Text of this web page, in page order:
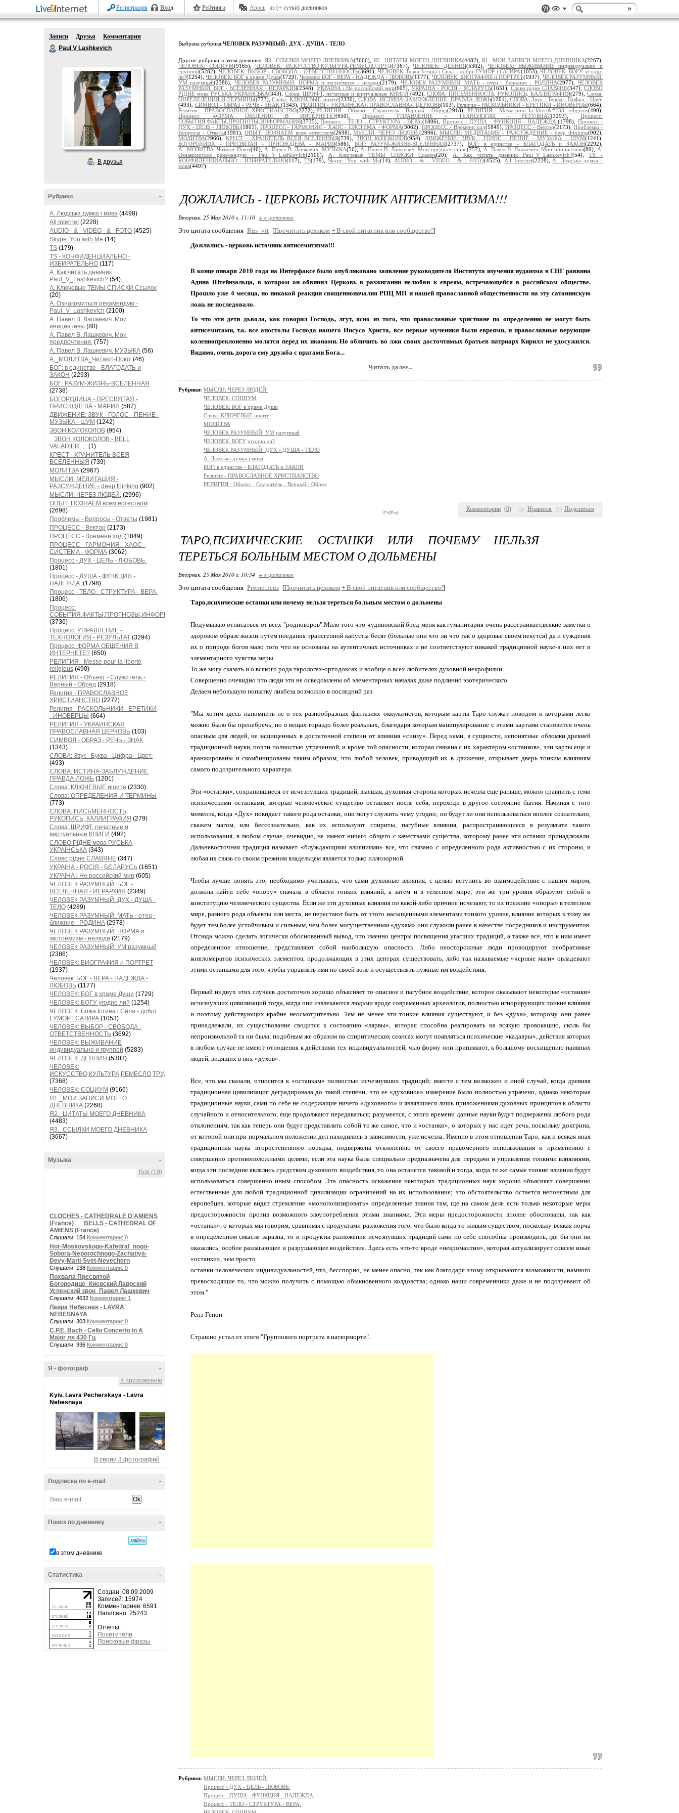
Регистрация Вход Рейтинги Авось из (+ сутки) дневников
Записи Друзья
Комментарии
Paul V Lashkevich
В друзья
-
Рубрики
A. Людська думка і мова (4498)
All Internet(2228)
AUDIO - & - VIDEO - & - FOTO (4525)
Skype: You with Me (14)
TS (179)
TS - КОНФИДЕНЦИАЛЬНО -
ИЗБИРАТЕЛЬНО (117)
А. Как читать дневник
Paul_V_Lashkevich? (54)
А. Ключевые ТЕМЫ СПИСКИ Ссылок
(20)
А. Ознакомиться рекомендую -
Paul_V_Lashkevich (2100)
А. Павел В. Лашкевич. Мои
инициативы (80)
А. Павел В. Лашкевич. Мои
предпочтения. (757)
А. Павел В. Лашкевич. МУЗЫКА (56)
А._МОЛИТВА_Читают-Поют (46)
БОГ: в единстве - БЛАГОДАТЬ и
ЗАКОН (2293)
БОГ: РАЗУМ-ЖИЗНЬ-ВСЕЛЕННАЯ
(2738)
БОГОРОДИЦА - ПРЕСВЯТАЯ -
ПРИСНОДЕВА - МАРИЯ (587)
ДВИЖЕНИЕ: ЗВУК - ГОЛОС - ПЕНИЕ -
МУЗЫКА - ШУМ (1242)
ЗВОН КОЛОКОЛОВ (954)
ЗВОН КОЛОКОЛОВ - BELL
VALADIER .... (1)
КРЕСТ - ХРАНИТЕЛЬ ВСЕЯ
ВСЕЛЕННЫЯ (739)
МОЛИТВА (2967)
МЫСЛИ: МЕДИТАЦИЯ -
РАЗСУЖДЕНИЕ - deep thinking (902)
МЫСЛИ: ЧЕРЕЗ ЛЮДЕЙ. (2996)
ОПЫТ: ПОЗНАЁМ всем естеством
(2698)
Проблемы - Вопросы - Ответы (1981)
ПРОЦЕСС - Вектор (2173)
ПРОЦЕСС - Времени ход (1849)
ПРОЦЕСС - ГАРМОНИЯ - ХАОС -
СИСТЕМА - ФОРМА (3062)
Процесс - ДУХ - ЦЕЛЬ - ЛЮБОВЬ.
(1801)
Процесс - ДУША - ФУНКЦИЯ -
НАДЕЖДА. (1798)
Процесс - ТЕЛО - СТРУКТУРА - ВЕРА.
(1806)
Процесс:
СОБЫТИЯ,ФАКТЫ,ПРОГНОЗЫ,ИНФОРМАЦИЯ
(3736)
Процесс: УПРАВЛЕНИЕ -
ТЕХНОЛОГИЯ - РЕЗУЛЬТАТ (3294)
Процесс: ФОРМА ОБЩЕНИЯ В
ИНТЕРНЕТЕ? (650)
РЕЛИГИЯ - Messe pour la liberté
religieus (490)
РЕЛИГИЯ - Объект - Служитель -
Верный - Обряд (2918)
Религия - ПРАВОСЛАВНОЕ
ХРИСТИАНСТВО (2272)
Религия - РАСКОЛЬНИКИ - ЕРЕТИКИ
- ИНОВЕРЦЫ (664)
РЕЛИГИЯ - УКРАИНСКАЯ
ПРАВОСЛАВНАЯ ЦЕРКОВЬ (103)
СИМВОЛ - ОБРАЗ - РЕЧЬ - ЗНАК
(1343)
СЛОВА: Звук - Буква - Цифра - Цвет.
(493)
СЛОВА: ИСТИНА-ЗАБЛУЖДЕНИЕ,
ПРАВДА-ЛОЖЬ (1201)
Слова: КЛЮЧЕВЫЕ ищите (2330)
Слова: ОПРЕДЕЛЕНИЯ И ТЕРМИНЫ
(773)
СЛОВА: ПИСЬМЕННОСТЬ,
РУКОПИСЬ, КАЛЛИГРАФИЯ (279)
Слова: ШРИФТ, печатные и
виртуальные КНИГИ (492)
СЛОВО РІДНЕ мова РУСЬКА
УКРАЇНСЬКА (343)
Слово рідне СЛАВЯНЕ (347)
УКРАІНА - РОСІЯ - БЄЛАРУСЬ (1651)
УКРАЇНА і Не российский мир (605)
ЧЕЛОВЕК РАЗУМНЫЙ: БОГ -
ВСЕЛЕННАЯ - ИЕРАРХИЯ (2349)
ЧЕЛОВЕК РАЗУМНЫЙ: ДУХ - ДУША -
ТЕЛО (4289)
ЧЕЛОВЕК РАЗУМНЫЙ: МАТЬ - отец -
ближние - РОДИНА (2978)
ЧЕЛОВЕК РАЗУМНЫЙ: НОРМА и
экстремизм - нелюди (2179)
ЧЕЛОВЕК РАЗУМНЫЙ: УМ разумный
(2386)
ЧЕЛОВЕК: БИОГРАФИЯ и ПОРТРЕТ
(1937)
Человек: БОГ - ВЕРА - НАДЕЖДА -
ЛЮБОВЬ (1177)
ЧЕЛОВЕК: БОГ в храме Души (1729)
ЧЕЛОВЕК: БОГУ угодно ли? (1254)
ЧЕЛОВЕК: Божа Істина і Сила - добрі
ГУМОР і САТИРА (1053)
ЧЕЛОВЕК: ВЫБОР - СВОБОДА -
ОТВЕТСТВЕННОСТЬ (3692)
ЧЕЛОВЕК: ВЫЖИВАНИЕ
индивидуально и группой (5283)
ЧЕЛОВЕК: ДЕЯНИЯ (5303)
ЧЕЛОВЕК:
ИСКУССТВО,КУЛЬТУРА,РЕМЕСЛО,ТРУД
(7368)
ЧЕЛОВЕК: СОЦИУМ (9166)
Я1._МОИ ЗАПИСИ МОЕГО
ДНЕВНИКА (2268)
Я2._ЦИТАТЫ МОЕГО ДНЕВНИКА
(4483)
Я3._ССЫЛКИ МОЕГО ДНЕВНИКА
(3667)
-
Музыка
Все (19)
CLOCHES - CATHEDRALE D'AMIENS
(France) __ BELLS - CATHEDRAL OF
AMIENS (France)
Слушали: 154 Комментарии: 0
Hor-Moskovskogo-Kafedral_nogo-
Sobora-Neporochnogo-Zachatiya-
Devy-Marii-Svet-Nevechern
Слушали: 138 Комментарии: 0
Похвала Пресвятой
Богородице_Киевский Лаврский
Успенский звон_Павел Лашкевич
Слушали: 4632 Комментарии: 1
Лавра Небесная - LAVRA
NEBESNAYA
Слушали: 303 Комментарии: 0
C.P.E. Bach - Cello Concerto in A
Major ля 430 Гц
Слушали: 936 Комментарии: 0
-
Я - фотограф
К приложению
Kyiv. Lavra Pecherskaya - Lavra
Nebesnaya
В серии 3 фотографий
-
Подписка по e-mail
-
Поиск по дневнику
в этом дневнике
-
Статистика
Создан: 08.09.2009
Записей: 15974
Комментариев: 6591
Написано: 25243
Отчеты:
Посетители
Поисковые фразы
Выбрана рубрика ЧЕЛОВЕК РАЗУМНЫЙ: ДУХ - ДУША - ТЕЛО
Другие рубрики в этом дневнике: Я3._ССЫЛКИ МОЕГО ДНЕВНИКА(3666), Я2._ЦИТАТЫ МОЕГО ДНЕВНИКА(4482), Я1._МОИ ЗАПИСИ МОЕГО ДНЕВНИКА(2267),
ЧЕЛОВЕК: СОЦИУМ(9165),ЧЕЛОВЕК: ИСКУССТВО,КУЛЬТУРА,РЕМЕСЛО,ТРУД(7367),ЧЕЛОВЕК: ДЕЯНИЯ(5302),ЧЕЛОВЕК: ВЫЖИВАНИЕ индивидуально и
группой(5282), ЧЕЛОВЕК: ВЫБОР - СВОБОДА - ОТВЕТСТВЕННОСТЬ(3691), ЧЕЛОВЕК: Божа Істина і Сила - добрі ГУМОР і САТИРА(1053),ЧЕЛОВЕК: БОГУ угодно
ли?(1254),ЧЕЛОВЕК: БОГ в храме Души(1729), Человек: БОГ - ВЕРА - НАДЕЖДА - ЛЮБОВЬ(1177), ЧЕЛОВЕК: БИОГРАФИЯ и ПОРТРЕТ(1937), ЧЕЛОВЕК РАЗУМНЫЙ:
УМ разумный(2386), ЧЕЛОВЕК РАЗУМНЫЙ: НОРМА и экстремизм - нелюди(2179), ЧЕЛОВЕК РАЗУМНЫЙ: МАТЬ - отец - ближние - РОДИНА(2977),ЧЕЛОВЕК
РАЗУМНЫЙ: БОГ - ВСЕЛЕННАЯ - ИЕРАРХИЯ(2348), УКРАЇНА і Не российский мир(605), УКРАІНА - РОСІЯ - БЄЛАРУСЬ(1651), Слово рідне СЛАВЯНЕ(347),СЛОВО
РІДНЕ мова РУСЬКА УКРАЇНСЬКА(343),Слова: ШРИФТ, печатные и виртуальные КНИГИ (492), СЛОВА: ПИСЬМЕННОСТЬ, РУКОПИСЬ, КАЛЛИГРАФИЯ(279),Слова:
ОПРЕДЕЛЕНИЯ И ТЕРМИНЫ(773),Слова: КЛЮЧЕВЫЕ ищите(2330), СЛОВА: ИСТИНА-ЗАБЛУЖДЕНИЕ, ПРАВДА-ЛОЖЬ(1201),СЛОВА: Звук - Буква - Цифра - Цвет.
(493), СИМВОЛ - ОБРАЗ - РЕЧЬ - ЗНАК (1343), РЕЛИГИЯ - УКРАИНСКАЯ ПРАВОСЛАВНАЯ ЦЕРКОВЬ(103), Религия - РАСКОЛЬНИКИ - ЕРЕТИКИ - ИНОВЕРЦЫ(664),
Религия - ПРАВОСЛАВНОЕ ХРИСТИАНСТВО(2272),РЕЛИГИЯ - Объект - Служитель - Верный - Обряд(2918), РЕЛИГИЯ - Messe pour la libert&#233; religieus(490),
Процесс: ФОРМА ОБЩЕНИЯ В ИНТЕРНЕТЕ?(650), Процесс: УПРАВЛЕНИЕ - ТЕХНОЛОГИЯ - РЕЗУЛЬТАТ(3293),Процесс:
СОБЫТИЯ,ФАКТЫ,ПРОГНОЗЫ,ИНФОРМАЦИЯ(3735),Процесс - ТЕЛО - СТРУКТУРА - ВЕРА.(1806), Процесс - ДУША - ФУНКЦИЯ - НАДЕЖДА.(1798), Процесс -
ДУХ - ЦЕЛЬ - ЛЮБОВЬ. (1801), ПРОЦЕСС - ГАРМОНИЯ - ХАОС - СИСТЕМА - ФОРМА(3062),ПРОЦЕСС - Времени ход(1849),ПРОЦЕСС - Вектор(2173),Проблемы -
Вопросы - Ответы(1981),ОПЫТ: ПОЗНАЁМ всем естеством(2698),МЫСЛИ: ЧЕРЕЗ ЛЮДЕЙ. (2996), МЫСЛИ: МЕДИТАЦИЯ - РАЗСУЖДЕНИЕ - deep thinking(902),
МОЛИТВА(2966),КРЕСТ - ХРАНИТЕЛЬ ВСЕЯ ВСЕЛЕННЫЯ(739), ЗВОН КОЛОКОЛОВ(954), ДВИЖЕНИЕ: ЗВУК - ГОЛОС - ПЕНИЕ - МУЗЫКА - ШУМ(1241),
БОГОРОДИЦА - ПРЕСВЯТАЯ - ПРИСНОДЕВА - МАРИЯ(586), БОГ: РАЗУМ-ЖИЗНЬ-ВСЕЛЕННАЯ(2737),БОГ: в единстве - БЛАГОДАТЬ и ЗАКОН(2292),
А._МОЛИТВА_Читают-Поют(46), А. Павел В. Лашкевич. МУЗЫКА(56), А. Павел В. Лашкевич. Мои предпочтения.(757), А. Павел В. Лашкевич. Мои инициативы(80), А.
Ознакомиться рекомендую - Paul_V_Lashkevich(2100), А. Ключевые ТЕМЫ СПИСКИ Ссылок(20), А. Как читать дневник Paul_V_Lashkevich?(54), TS -
КОНФИДЕНЦИАЛЬНО - ИЗБИРАТЕЛЬНО(117), TS(179),Skype: You with Me(14), AUDIO - & - VIDEO - & - FOTO(4525), All Internet(2228), A. Людська думка і
мова(4497)
Комментарии (0) Нравится Поделиться
ДОЖЛАЛИСЬ - ЦЕРКОВЬ ИСТОЧНИК АНТИСЕМИТИЗМА!!!
Вторник, 25 Мая 2010 г. 11:10 + в цитатник
Это цитата сообщения Rus_vit [Прочитать целиком + В свой цитатник или сообщество!]
Дожлались - церковь источник антисемитизма!!!
В конце января 2010 года на Интерфаксе было опубликовано заявление руководителя Института изучения иудаизма в СНГ раввина
Адина Штейнзальца, в котором он обвинил Церковь в разжигании нелюбви к евреям, встречающейся в российском обществе.
Прошло уже 4 месяца, но никакой реакции священноначалия РПЦ МП и нашей православной общественности на эту сатанинскую
ложь не последовало.
То что эти дети дьвола, как говорил Господь, лгут, ясно из того, что православные христиане по определению не могут быть
антисемитами, т.к. все апостолы Господа нашего Иисуса Христа, все первые мученики были евреями, и православные верующие
коленнопреклоненно молятся перед их иконами. Но обличить во лжи своих досточтимых братьев патриарх Кирилл не удосужился.
Видимо, очень дорога ему дружба с врагами Бога...
Читать далее...
Рубрики: МЫСЛИ: ЧЕРЕЗ ЛЮДЕЙ.
ЧЕЛОВЕК: СОЦИУМ
ЧЕЛОВЕК: БОГ в храме Души
Слова: КЛЮЧЕВЫЕ ищите
МОЛИТВА
ЧЕЛОВЕК РАЗУМНЫЙ: УМ разумный
ЧЕЛОВЕК: БОГУ угодно ли?
ЧЕЛОВЕК РАЗУМНЫЙ: ДУХ - ДУША - ТЕЛО
A. Людська думка і мова
БОГ: в единстве - БЛАГОДАТЬ и ЗАКОН
Религия - ПРАВОСЛАВНОЕ ХРИСТИАНСТВО
РЕЛИГИЯ - Объект - Служитель - Верный - Обряд
ТАРО,ПСИХИЧЕСКИЕ ОСТАНКИ ИЛИ ПОЧЕМУ НЕЛЬЗЯ
ТЕРЕТЬСЯ БОЛЬНЫМ МЕСТОМ О ДОЛЬМЕНЫ
Вторник, 25 Мая 2010 г. 10:34 + в цитатник
Это цитата сообщения Prometheus [Прочитать целиком + В свой цитатник или сообщество!]
Таро,психические останки или почему нельзя тереться больным местом о дольмены
Подумываю отписаться от всех "родновэров".Мало того что чудиновский бред меня как гуманитария очень расстраивает,всякие заметки о
здоровом образе жизни путем поедания трансгенной капусты бесят (больные они что ли что так о здоровье своем пекутся) да и суждения
их о природе богов мало того что не основаны на аутентичных источниках и не соответствуют никакой традицинной науке-в них нет и
элементарного чувства меры.
То же могу сказать и о всякого рода тарологах-ортодоксах и вообще о всех любителях духовной некрофилии.
Совершенно очевидно что люди эти не осведомлены об элементарных началах даже подлинно эзотерического.
Делаем небольшую попытку ликбеза возможно в последний раз.
"Мы хотим здесь напомнить не о тех разнообразных фантазиях оккультистов, которым карты Таро служат поводом и которыми легко
можно было бы пренебречь, но о вещах гораздо более реальных, благодаря которым манипулирование с этими картами становится очень
опасным для людей, не защищенных в достаточной степени от влияния «снизу». Перед нами, в сущности, непонятные обломки древней
традиционной науки, почти полностью утраченной, и кроме той опасности, которая связана с их характером «останков», эти карты еще и
аранжированы и скомбинированы таким образом, что любой человек, приводящий их в движение, открывает дверь тонким влияниям
самого подозрительного характера.
Эти «останки», сохранившиеся от исчезнувших традиций, высшая, духовная сторона которых исчезла еще раньше, можно сравнить с теми
психическими останками, которые человеческое существо оставляет после себя, переходи в другое состояние бытия. Начиная с того
момента, когда «Дух» покидает такого рода останки, они могут служить чему угодно; но будут ли они использоваться вполне сознательно,
скажем магом, или бессознательно, как их используют спириты, пагубные влияния, распространяющиеся в результате такого
использования, в любом случае, очевидно, не имеют ничего общего с качествами существа, которому ранее эти останки принадлежали.
Дальневосточная традиция называет «блуждающими влияниями» все, что связано с определенного рода активностью с их стороны, и
любая их связь со своим прежним владельцем является только иллюзорной.
Чтобы лучше понять это, необходимо учитывать, что сами духовные влияния, с целью вступить во взаимодействие с нашим миром,
должны найти себе «опору» сначала в области тонких влияний, а затем и в телесном мире; эти же три уровня образуют собой и
конституцию человеческого существа. Если же эти духовные влияния по какой-либо причине исчезают, то их прежние «опоры» в телесном
мире, разного рода объекты или места, не перестают быть от этого насыщенными элементами тонкого уровня, влияние которых к тому же
будет тем более устойчивым и сильным, чем более могущественным «духам» они служили ранее в качестве посредников и инструментов.
Отсюда можно сделать логически обоснованный вывод, что именно центры посвящения угасших традиций, а также все, что к ним имеет
определенное отношение, представляют собой наибольшую опасность. Либо неосторожные люди провоцируют необратимые
конгломератов психических элементов, продолжающих в этих центрах существовать, либо так называемые «черные маги» овладевают
этими останками для того, чтобы управлять ими по своей воле и осуществлять нужные им воздействия.
Первый из двух этих случаев достаточно хорошо объясняет то опасное и пагубное воздействие, которое оказывают некоторые «останки»
исчезнувших цивилизаций тогда, когда они извлекаются людьми вроде современных археологов, полностью игнорирующих тонкие влияния
и поэтому действующих крайне неосмотрительно. Тем не менее эти тонкие влияния существуют, и без «духа», которому они ранее
принадлежали, их существование сводится к состоянию «лярвы», которая способна реагировать на всякую провокацию, сколь бы
непроизвольной та ни была; подобным же образом на спиритических сеансах могут появляться психические «кадавры», действия которых
в любом случае не имеют отношения к действиям тех индивидуальностей, чью форму они принимают, к большому восхищению наивных
людей, видящих в них «духов».
Все, что мы сказали, относится к «останкам» полностью исчезнувших традиций; вместе с тем возможен и иной случай, когда древняя
традиционная цивилизация деградировала до такой степени, что ее «духовное» измерение было полностью утрачено, однако некоторые
традиционные науки, сами по себе не содержащие ничего «духовного» и являвшиеся лишь приложениями духовных принципов к области
случайного и относительного, еще продолжают передаваться; разумеется, с этого времени данные науки будут подвержены любого рода
отклонениям, так как теперь они будут представлять собой то же самое, что и «останки», о которых у нас идет речь, поскольку доктрина,
от которой они при нормальном положении дел находились в зависимости, уже исчезла. Именно в этом отношении Таро, как и всякая иная
традиционная наука второстепенного порядка, подвержена отклонению от своего правомерного использования и применению с
совершенно противоположными целями; если эта наука была специально предназначена для передачи и управления тонкими влияниями,
когда эти последние являлись средством духовного воздействия, то она останется таковой и тогда, когда те же самые тонкие влияния будут
использоваться совершенно иным способом. Эта опасность искажения некоторых традиционных наук хорошо объясняет совершенно
естественные для любой традиционной цивилизации ограничений на их использование; это обстоятельство остается непонятным для
европейцев, которые видят стремление «монополизировать» определенные знания там, где на самом деле есть только некоторые меры
предосторожности против возможного злоупотребления этими знаниями. Эти меры предосторожности вполне обоснованы, так как
«останки», о которых мы говорим, сравнимы с продуктами разложения того, что было когда-то живым существом; поскольку всякая порча
в определенном смысле заразна, то и продукты разложения исчезнувших традиций сами по себе способны производить, где бы они ни
оказались, особое разлагающее и разрушающее воздействие. Здесь есть что-то вроде «некромантии», которая актуализирует совсем иные
«останки», чем просто
останки человеческих индивидуальностей, что, бесспорно, не менее опасно, так как благодаря этому открываются возможности, намного
превосходящие то, что можно получить с помощью обыкновенного колдовства; однако наши современники даже и не подозревают об
этом."
Ренэ Генон
Страшно устал от этого "Группового портрета в натюрморте".
Рубрики: МЫСЛИ: ЧЕРЕЗ ЛЮДЕЙ.
Процесс - ДУХ - ЦЕЛЬ - ЛЮБОВЬ.
Процесс - ДУША - ФУНКЦИЯ - НАДЕЖДА.
Процесс - ТЕЛО - СТРУКТУРА - ВЕРА.